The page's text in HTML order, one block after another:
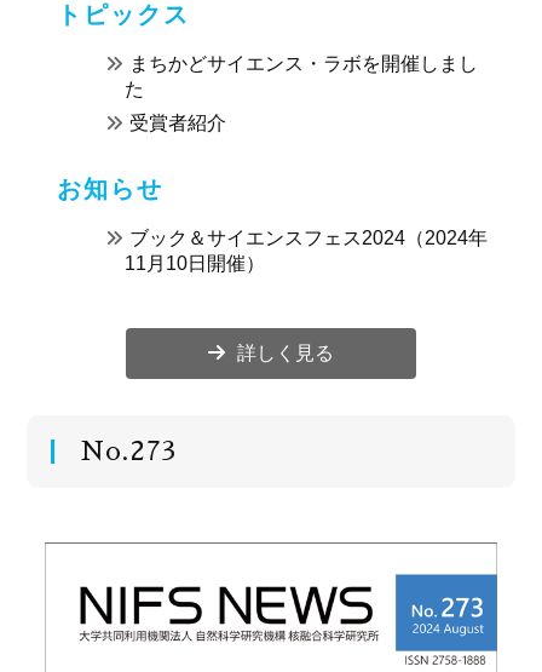
トピックス
まちかどサイエンス・ラボを開催しまし
た
受賞者紹介
お知らせ
ブック＆サイエンスフェス2024（2024年
11月10日開催）
詳しく見る
No.273